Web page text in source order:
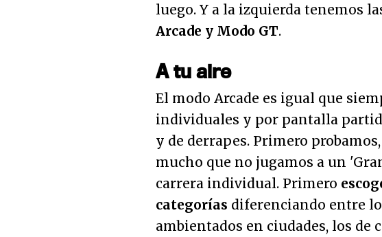
luego. Y a la izquierda tenemos
Arcade y Modo GT.
A tu aire
El modo Arcade es igual que
individuales y por pantalla
y de derrapes. Primero
mucho que no jugamos a un
carrera individual. Primero
categorías diferenciando entre
ambientados en ciudades, los